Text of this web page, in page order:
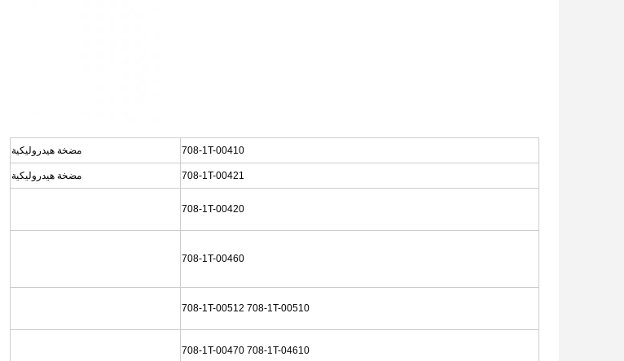
708-1T-00410 مضخة هيدروليكية
708-1T-00421 مضخة هيدروليكية
708-1T-00420
708-1T-00460
708-1T-00512 708-1T-00510
708-1T-00470 708-1T-04610